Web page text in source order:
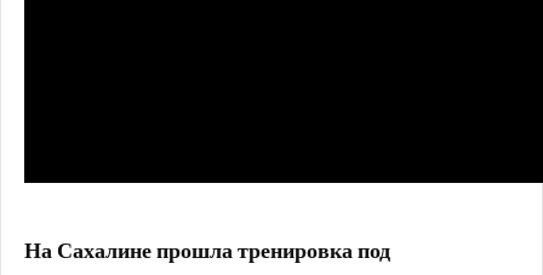
На Сахалине прошла тренировка под